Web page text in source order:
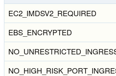
EC2_IMDSV2_REQUIRED
EBS_ENCRYPTED